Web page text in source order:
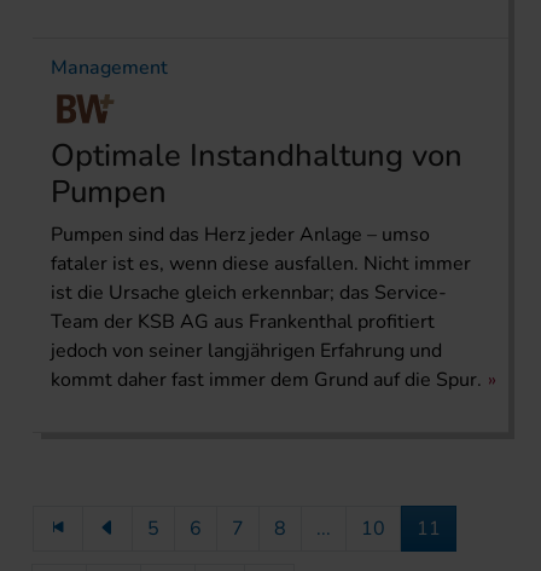
Management
Optimale Instandhaltung von
Pumpen
Pumpen sind das Herz jeder Anlage – umso
fataler ist es, wenn diese ausfallen. Nicht immer
ist die Ursache gleich erkennbar; das Service-
Team der KSB AG aus Frankenthal profitiert
jedoch von seiner langjährigen Erfahrung und
kommt daher fast immer dem Grund auf die Spur.
5 6 7 8 ... 10 11